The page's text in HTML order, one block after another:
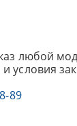
любой
условия
89